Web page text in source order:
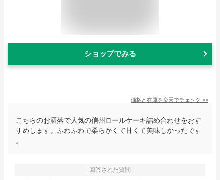
ショップでみる
価格と在庫を楽天でチェック >>
こちらのお洒落で人気の信州ロールケーキ詰め合わせをおす
すめします。ふわふわで柔らかくて甘くて美味しかったです
。
回答された質問